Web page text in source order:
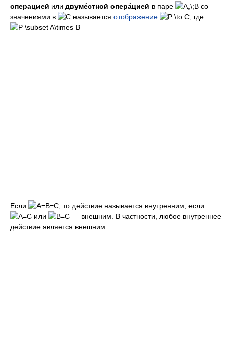
операцией или двуме́стной опера́цией в паре
со
значениями в
называется отображение , где
Если
, то действие называется внутренним, если
или
— внешним. В частности, любое внутреннее
действие является внешним.